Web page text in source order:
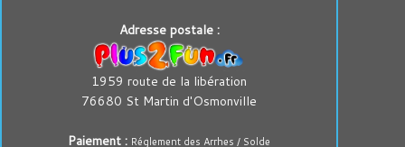
Adresse postale :
1959 route de la libération
76680 St Martin d'Osmonville
Paiement : Réglement des Arrhes / Solde